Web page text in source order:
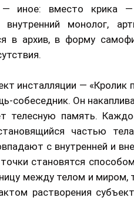
иное: вместо крика —
внутренний монолог,
в архив, в форму
инсталляции — «Кролик
собеседник. Он
телесную память.
частью
с внутренней и
становятся
между телом и миром,
растворения